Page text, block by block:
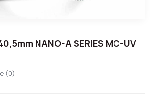
NANO-A SERIES MC-UV
(0)